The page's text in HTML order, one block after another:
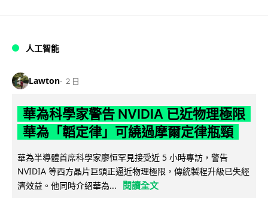
人工智能
Lawton 2 日
華為科學家警告 NVIDIA 已近物理極限
華為「韜定律」可繞過摩爾定律瓶頸
華為半導體首席科學家廖恒罕見接受近 5 小時專訪，警告
NVIDIA 等西方晶片巨頭正逼近物理極限，傳統製程升級已失經
濟效益。他同時介紹華為...
閱讀全文